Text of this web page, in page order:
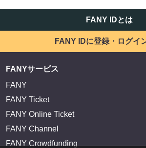
FANY IDとは
FANY IDに登録・ログイ
FANYサービス
FANY
FANY Ticket
FANY Online Ticket
FANY Channel
FANY Crowdfunding